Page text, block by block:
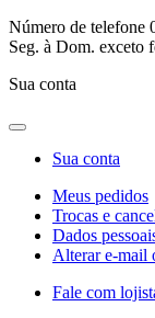
Número de telefone
Seg. à Dom. exceto
Sua conta
Sua conta
Meus pedidos
Trocas e
Dados
Alterar e-mail
Fale com